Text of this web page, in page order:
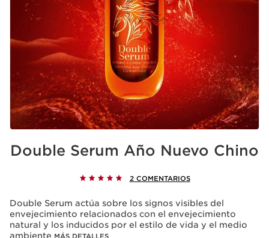
Double Serum Año Nuevo Chino
2 COMENTARIOS
Double Serum actúa sobre los signos visibles del
envejecimiento relacionados con el envejecimiento
natural y los inducidos por el estilo de vida y el medio
ambiente